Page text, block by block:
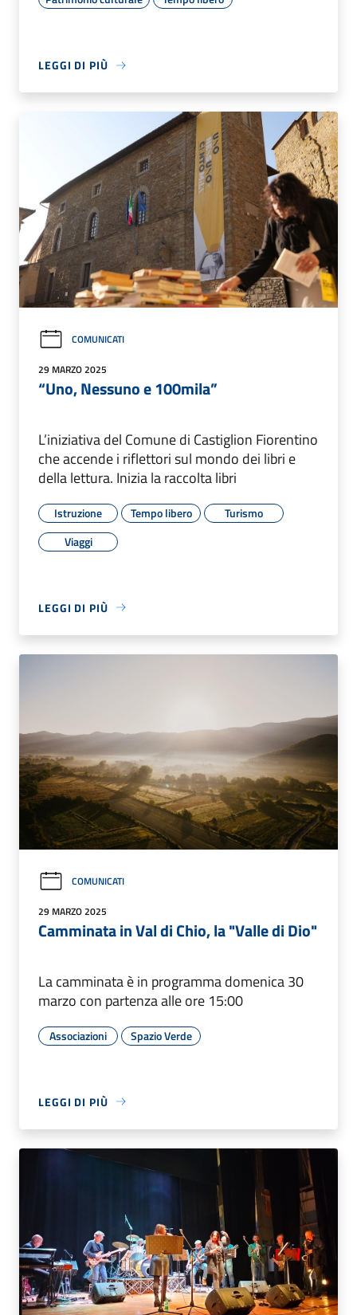
LEGGI DI PIÙ
COMUNICATI
29 MARZO 2025
“Uno, Nessuno e 100mila”
L’iniziativa del Comune di Castiglion Fiorentino
che accende i riflettori sul mondo dei libri e
della lettura. Inizia la raccolta libri
Istruzione Tempo libero
Turismo
Viaggi
LEGGI DI PIÙ
COMUNICATI
29 MARZO 2025
Camminata in Val di Chio, la "Valle di Dio"
La camminata è in programma domenica 30
marzo con partenza alle ore 15:00
Associazioni Spazio Verde
LEGGI DI PIÙ